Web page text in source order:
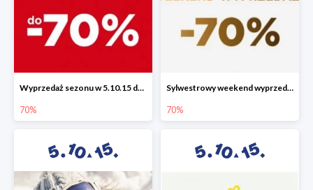
Wyprzedaż sezonu w 5.10.15 do -70%
70%
Sylwestrowy weekend wyprzedaży do -70%
70%